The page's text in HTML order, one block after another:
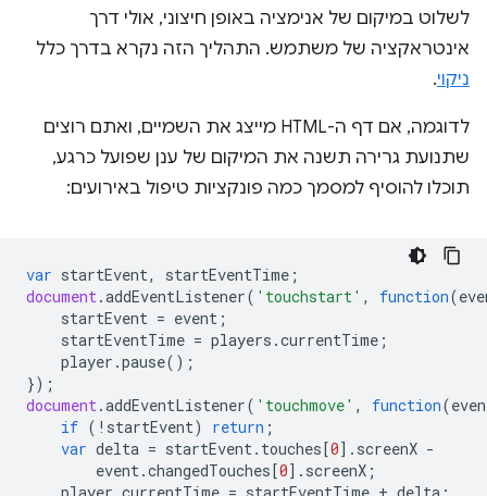
לשלוט במיקום של אנימציה באופן חיצוני, אולי דרך
אינטראקציה של משתמש. התהליך הזה נקרא בדרך כלל
ניקוי.
לדוגמה, אם דף ה-HTML מייצג את השמיים, ואתם רוצים
שתנועת גרירה תשנה את המיקום של ענן שפועל כרגע,
תוכלו להוסיף למסמך כמה פונקציות טיפול באירועים:
var startEvent, startEventTime ;
document.addEventListener( 'touchstart' , function(
startEvent = event ;
startEventTime = players .currentTime ;
player .pause();
});
document.addEventListener( 'touchmove' , function(
if ( ! startEvent) return ;
var delta = startEvent. touches[0]. screenX -
event.changedTouches[0]. screenX ;